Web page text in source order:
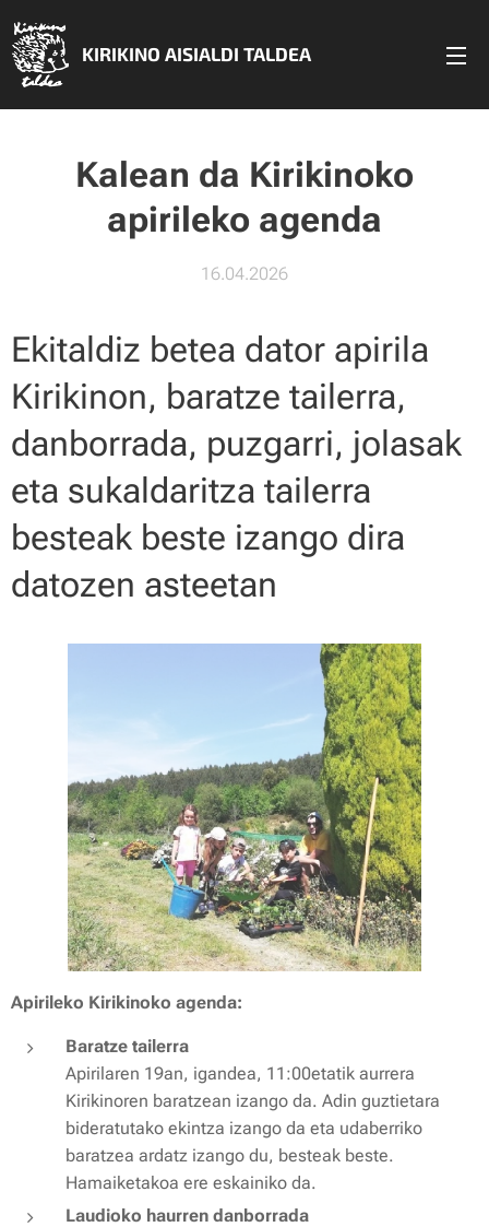
KIRIKINO AISIALDI TALDEA
Kalean da Kirikinoko
apirileko agenda
16.04.2026
Ekitaldiz betea dator apirila
Kirikinon, baratze tailerra,
danborrada, puzgarri, jolasak
eta sukaldaritza tailerra
besteak beste izango dira
datozen asteetan
Apirileko Kirikinoko agenda:
Baratze tailerra
Apirilaren 19an, igandea, 11:00etatik aurrera
Kirikinoren baratzean izango da. Adin guztietara
bideratutako ekintza izango da eta udaberriko
baratzea ardatz izango du, besteak beste.
Hamaiketakoa ere eskainiko da.
Laudioko haurren danborrada